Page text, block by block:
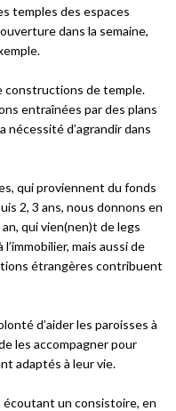
temples des espaces
dans la semaine,
constructions de temple.
entraînées par des plans
nécessité d’agrandir dans
qui proviennent du fonds
2, 3 ans, nous donnons en
qui vien(nen)t de legs
mais aussi de
étrangères contribuent
d’aider les paroisses à
les accompagner pour
adaptés à leur vie.
écoutant un consistoire, en